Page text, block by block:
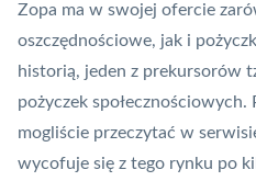
Zopa ma w swojej ofercie
oszczędnościowe, jak i
historią, jeden z prekursorów
pożyczek
mogliście przeczytać w
wycofuje się z tego rynku po